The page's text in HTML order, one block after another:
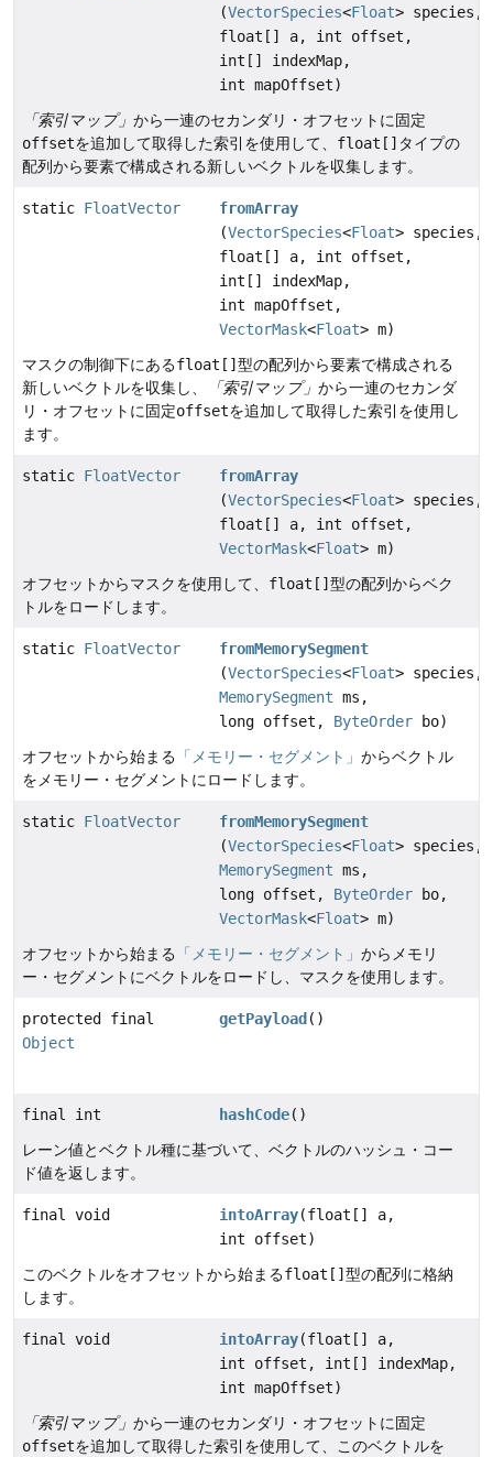
(VectorSpecies<Float> species,
float[] a, int offset,
int[] indexMap,
int mapOffset)
「索引マップ」 から一連のセカンダリ・オフセットに固定
offsetを追加して取得した索引を使用して、 float[] タイプの
配列から要素で構成される新しいベクトルを収集します。
static FloatVector
fromArray
(VectorSpecies<Float> species,
float[] a, int offset,
int[] indexMap,
int mapOffset,
VectorMask<Float> m)
マスクの制御下にあるfloat[] 型の配列から要素で構成される
新しいベクトルを収集し、
「索引マップ」 から一連のセカンダ
リ・オフセットに固定offsetを追加して取得した索引を使用し
ます。
static FloatVector
fromArray
(VectorSpecies<Float> species,
float[] a, int offset,
VectorMask<Float> m)
オフセットからマスクを使用して、 float[] 型の配列からベク
トルをロードします。
static FloatVector
fromMemorySegment
(VectorSpecies<Float> species,
MemorySegment ms,
long offset, ByteOrder bo)
オフセットから始まる 「メモリー・セグメント」 からベクトル
をメモリー・セグメントにロードします。
static FloatVector
fromMemorySegment
(VectorSpecies<Float> species,
MemorySegment ms,
long offset, ByteOrder bo,
VectorMask<Float> m)
オフセットから始まる
「メモリー・セグメント」 からメモリ
ー・セグメントにベクトルをロードし、マスクを使用します。
protected final
Object
getPayload ()
final int hashCode()
レーン値とベクトル種に基づいて、ベクトルのハッシュ・コー
ド値を返します。
final void intoArray(float[] a,
int offset)
このベクトルをオフセットから始まるfloat[] 型の配列に格納
します。
final void intoArray(float[] a,
int offset, int[] indexMap,
int mapOffset)
「索引マップ」 から一連のセカンダリ・オフセットに固定
offsetを追加して取得した索引を使用して、このベクトルを